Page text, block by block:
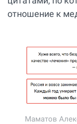
отношение к
Маматов